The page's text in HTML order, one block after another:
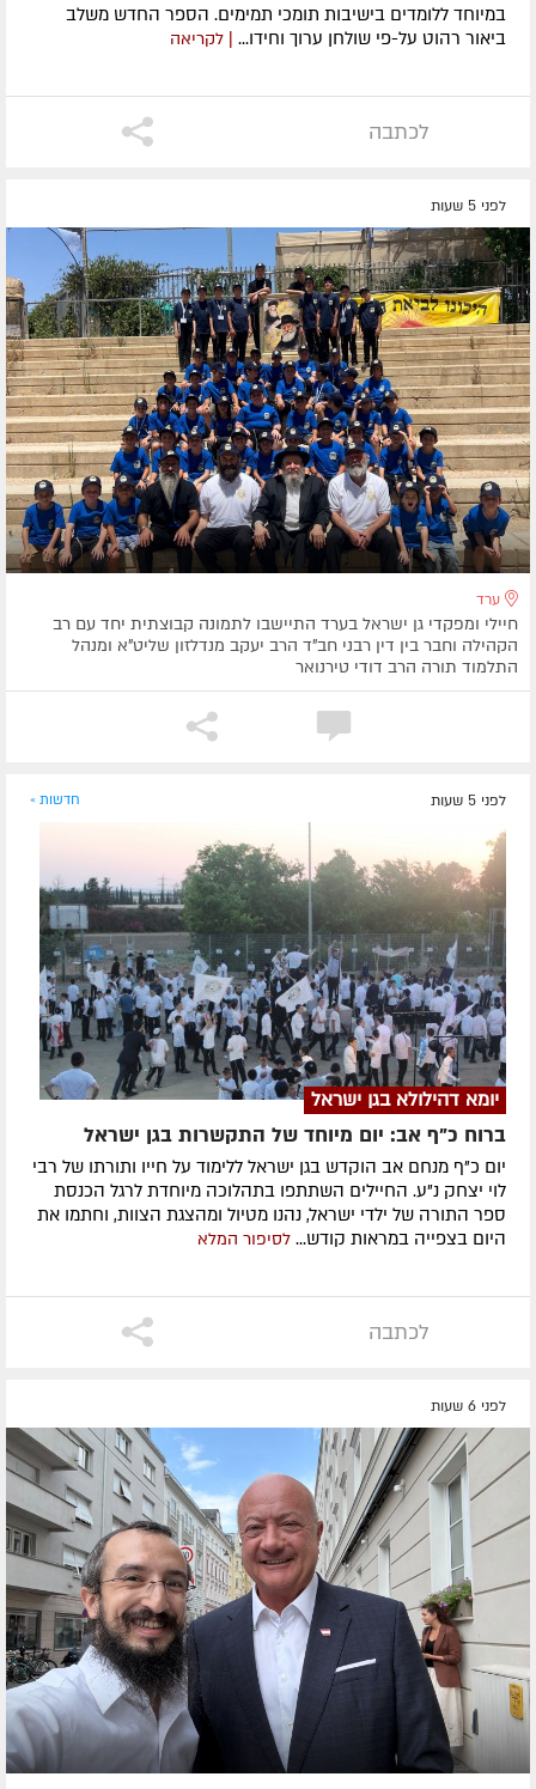
במיוחד ללומדים בישיבות תומכי תמימים. ​הספר החדש משלב
ביאור רהוט על-פי שולחן ערוך וחידו... | לקריאה
לכתבה
לפני 5 שעות
ערד
חיילי ומפקדי גן ישראל בערד התיישבו לתמונה קבוצתית יחד עם רב
הקהילה וחבר בין דין רבני חב"ד הרב יעקב מנדלזון שליט"א ומנהל
התלמוד תורה הרב דודי טירנואר
לפני 5 שעות חדשות »
יומא דהילולא בגן ישראל
ברוח כ"ף אב: יום מיוחד של התקשרות בגן ישראל
יום כ"ף מנחם אב הוקדש בגן ישראל ללימוד על חייו ותורתו של רבי
לוי יצחק נ"ע. החיילים השתתפו בתהלוכה מיוחדת לרגל הכנסת
ספר התורה של ילדי ישראל, נהנו מטיול ומהצגת הצוות, וחתמו את
היום בצפייה במראות קודש... לסיפור המלא
לכתבה
לפני 6 שעות